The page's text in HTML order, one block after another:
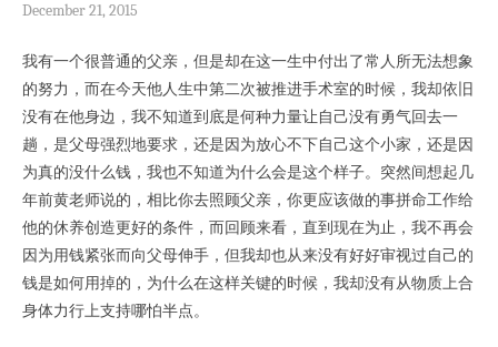
December 21, 2015
我有一个很普通的父亲，但是却在这一生中付出了常人所无法想象
的努力，而在今天他人生中第二次被推进手术室的时候，我却依旧
没有在他身边，我不知道到底是何种力量让自己没有勇气回去一
趟，是父母强烈地要求，还是因为放心不下自己这个小家，还是因
为真的没什么钱，我也不知道为什么会是这个样子。突然间想起几
年前黄老师说的，相比你去照顾父亲，你更应该做的事拼命工作给
他的休养创造更好的条件，而回顾来看，直到现在为止，我不再会
因为用钱紧张而向父母伸手，但我却也从来没有好好审视过自己的
钱是如何用掉的，为什么在这样关键的时候，我却没有从物质上合
身体力行上支持哪怕半点。